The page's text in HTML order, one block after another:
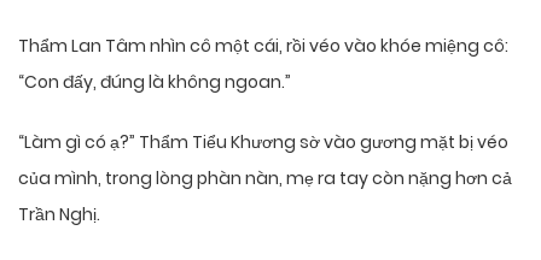
Thẩm Lan Tâm nhìn cô một cái, rồi véo vào khóe miệng cô:
“Con đấy, đúng là không ngoan.”
“Làm gì có ạ?” Thẩm Tiểu Khương sờ vào gương mặt bị véo
của mình, trong lòng phàn nàn, mẹ ra tay còn nặng hơn cả
Trần Nghị.